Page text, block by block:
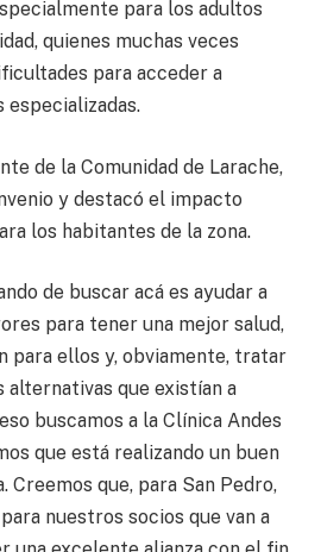
para los adultos
quienes muchas veces
para acceder a
especializadas.
de la Comunidad de Larache,
y destacó el impacto
los habitantes de la zona.
de buscar acá es ayudar a
para tener una mejor salud,
para ellos y, obviamente, tratar
alternativas que existían a
buscamos a la Clínica Andes
que está realizando un buen
Creemos que, para San Pedro,
nuestros socios que van a